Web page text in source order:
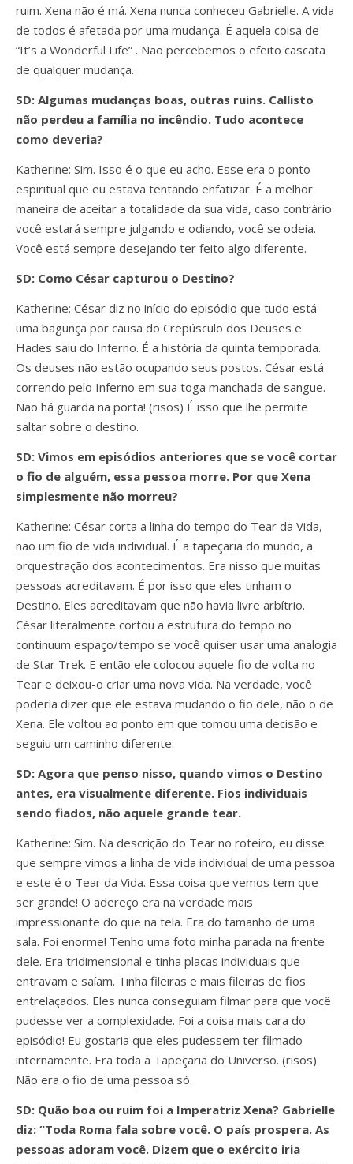
ruim. Xena não é má. Xena nunca conheceu Gabrielle. A vida
de todos é afetada por uma mudança. É aquela coisa de
“It’s a Wonderful Life” . Não percebemos o efeito cascata
de qualquer mudança.
SD: Algumas mudanças boas, outras ruins. Callisto
não perdeu a família no incêndio. Tudo acontece
como deveria?
Katherine: Sim. Isso é o que eu acho. Esse era o ponto
espiritual que eu estava tentando enfatizar. É a melhor
maneira de aceitar a totalidade da sua vida, caso contrário
você estará sempre julgando e odiando, você se odeia.
Você está sempre desejando ter feito algo diferente.
SD: Como César capturou o Destino?
Katherine: César diz no início do episódio que tudo está
uma bagunça por causa do Crepúsculo dos Deuses e
Hades saiu do Inferno. É a história da quinta temporada.
Os deuses não estão ocupando seus postos. César está
correndo pelo Inferno em sua toga manchada de sangue.
Não há guarda na porta! (risos) É isso que lhe permite
saltar sobre o destino.
SD: Vimos em episódios anteriores que se você cortar
o fio de alguém, essa pessoa morre. Por que Xena
simplesmente não morreu?
Katherine: César corta a linha do tempo do Tear da Vida,
não um fio de vida individual. É a tapeçaria do mundo, a
orquestração dos acontecimentos. Era nisso que muitas
pessoas acreditavam. É por isso que eles tinham o
Destino. Eles acreditavam que não havia livre arbítrio.
César literalmente cortou a estrutura do tempo no
continuum espaço/tempo se você quiser usar uma analogia
de Star Trek. E então ele colocou aquele fio de volta no
Tear e deixou-o criar uma nova vida. Na verdade, você
poderia dizer que ele estava mudando o fio dele, não o de
Xena. Ele voltou ao ponto em que tomou uma decisão e
seguiu um caminho diferente.
SD: Agora que penso nisso, quando vimos o Destino
antes, era visualmente diferente. Fios individuais
sendo fiados, não aquele grande tear.
Katherine: Sim. Na descrição do Tear no roteiro, eu disse
que sempre vimos a linha de vida individual de uma pessoa
e este é o Tear da Vida. Essa coisa que vemos tem que
ser grande! O adereço era na verdade mais
impressionante do que na tela. Era do tamanho de uma
sala. Foi enorme! Tenho uma foto minha parada na frente
dele. Era tridimensional e tinha placas individuais que
entravam e saíam. Tinha fileiras e mais fileiras de fios
entrelaçados. Eles nunca conseguiam filmar para que você
pudesse ver a complexidade. Foi a coisa mais cara do
episódio! Eu gostaria que eles pudessem ter filmado
internamente. Era toda a Tapeçaria do Universo. (risos)
Não era o fio de uma pessoa só.
SD: Quão boa ou ruim foi a Imperatriz Xena? Gabrielle
diz: “Toda Roma fala sobre você. O país prospera. As
pessoas adoram você. Dizem que o exército iria